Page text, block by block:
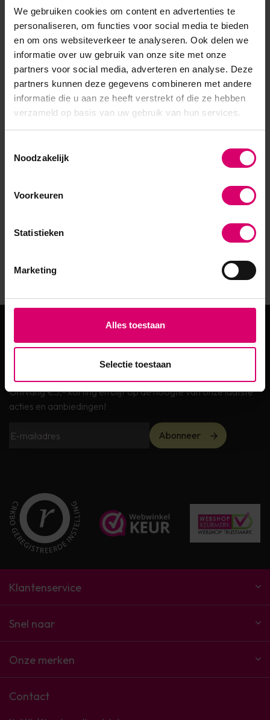
We gebruiken cookies om content en advertenties te
personaliseren, om functies voor social media te bieden
en om ons websiteverkeer te analyseren. Ook delen we
informatie over uw gebruik van onze site met onze
partners voor social media, adverteren en analyse. Deze
partners kunnen deze gegevens combineren met andere
informatie die u aan ze heeft verstrekt of die ze hebben
verzameld op basis van uw gebruik van hun services.
Noodzakelijk
Voorkeuren
Statistieken
Marketing
Alles toestaan
Selectie toestaan
Meld je aan voor de
nieuwsbrief!
Ontvang €5,- korting en blijf op de hoogte van onze laatste
acties en aanbiedingen!
Abonneer
Klantenservice
Snel naar
Onze merken
Contact